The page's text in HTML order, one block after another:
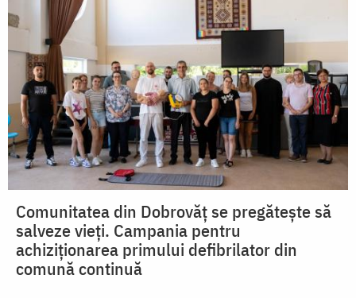
Comunitatea din Dobrovăț se pregătește să
salveze vieți. Campania pentru
achiziționarea primului defibrilator din
comună continuă